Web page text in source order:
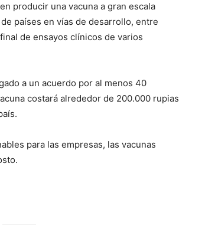
producir una vacuna a gran escala
países en vías de desarrollo, entre
de ensayos clínicos de varios
a un acuerdo por al menos 40
costará alrededor de 200.000 rupias
para las empresas, las vacunas